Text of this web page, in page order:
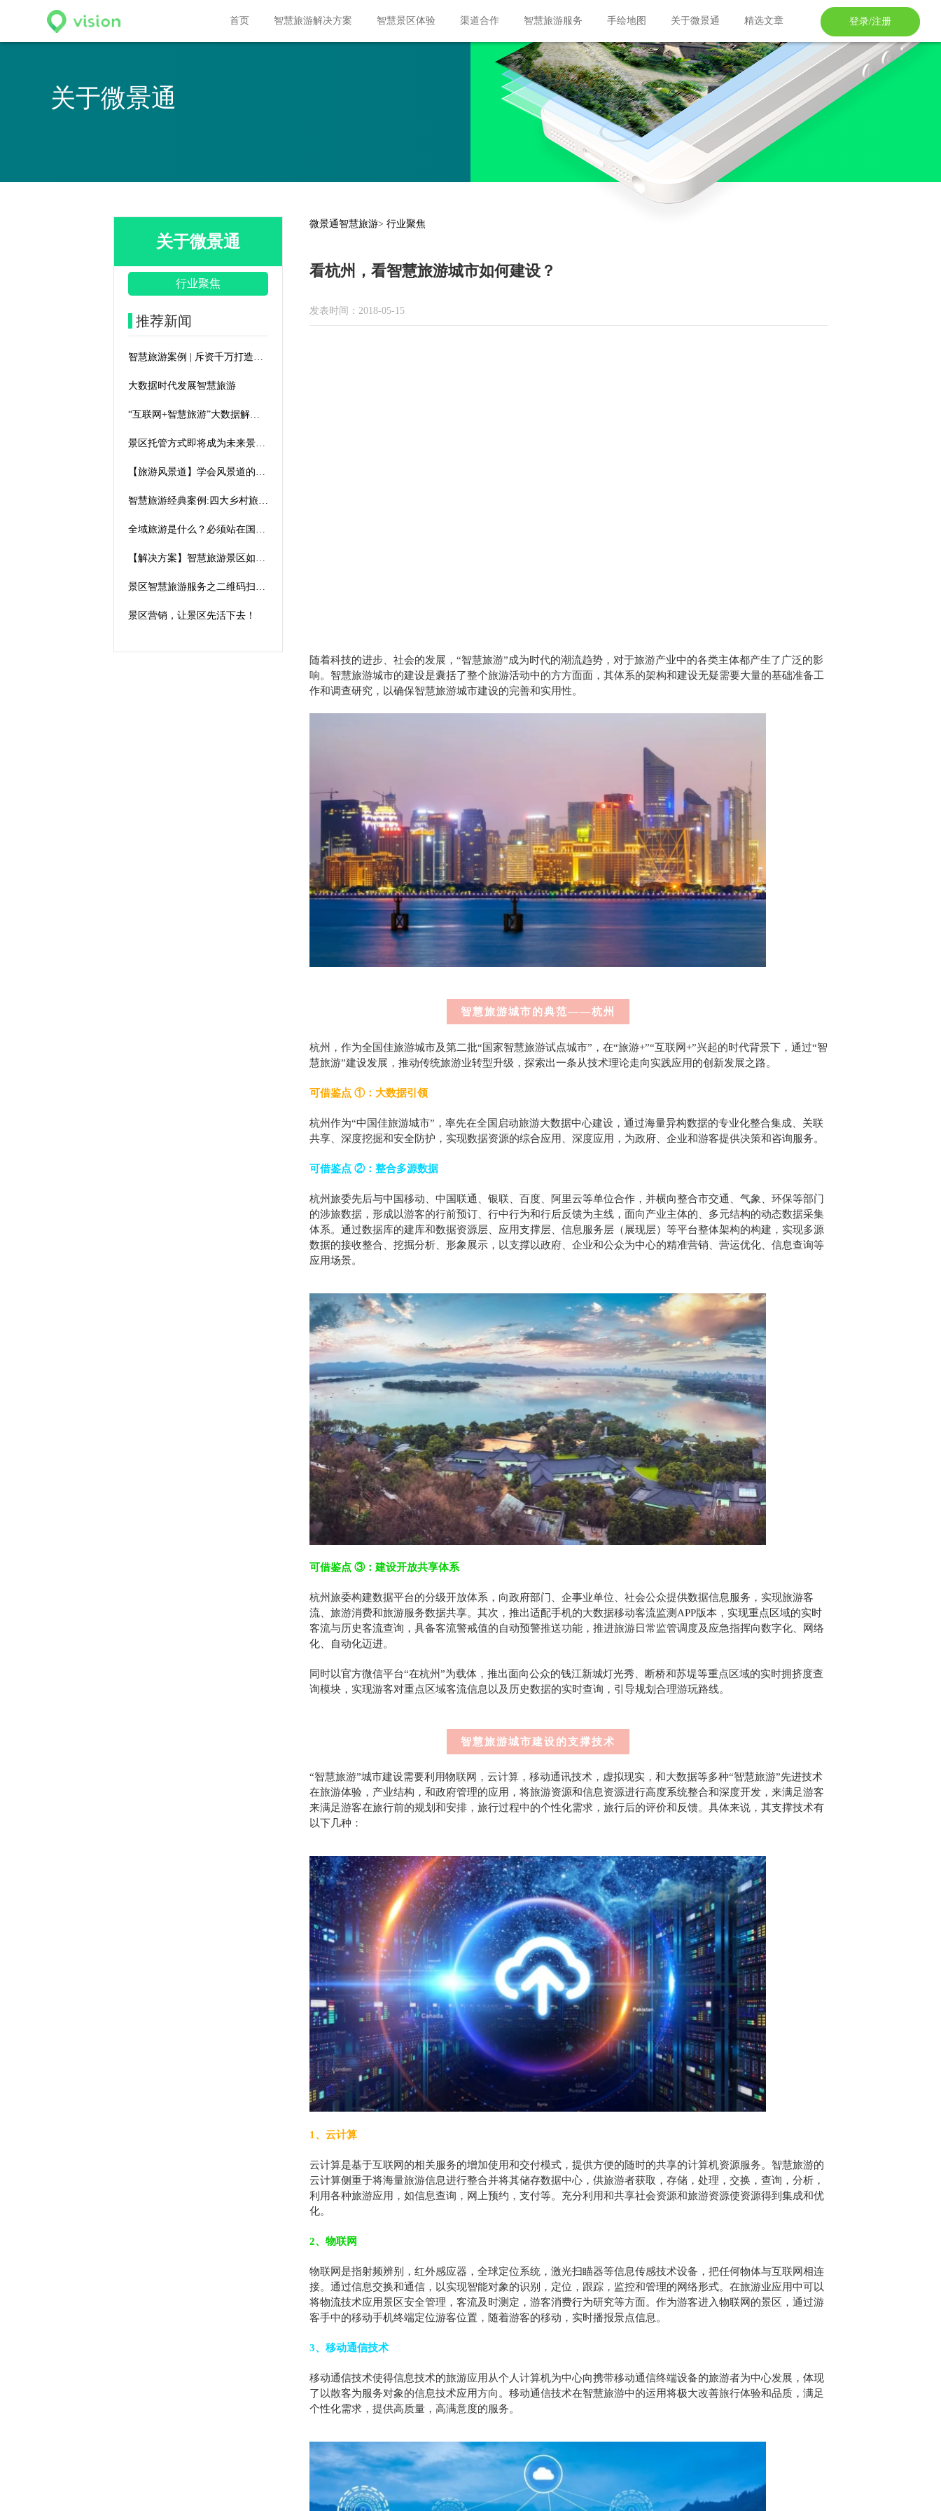
登录/注册
首页 智慧旅游解决方案 智慧景区体验 渠道合作 智慧旅游服务 手绘地图 关于微景通 精选文章
.code{ width:100%; margin-top:10px; } .code img{ width: 154px; height: 154px; margin: 10px 400px; }
关于微景通
关于微景通
行业聚焦
推荐新闻
智慧旅游案例 | 斥资千万打造的沉浸式用餐体验，火锅也有诗情画意
大数据时代发展智慧旅游
“互联网+智慧旅游”大数据解决方案
景区托管方式即将成为未来景区运营的趋势
【旅游风景道】学会风景道的这一设计手法，你的景区想不成功都难！
智慧旅游经典案例:四大乡村旅游经典案例，教你在乡村土地上玩嗨！
全域旅游是什么？必须站在国家全面深化改革的视角理解全域旅游
【解决方案】智慧旅游景区如何建设？
景区智慧旅游服务之二维码扫描自助语音导览系统
景区营销，让景区先活下去！
微景通智慧旅游> 行业聚焦
看杭州，看智慧旅游城市如何建设？
发表时间：2018-05-15
随着科技的进步、社会的发展，“智慧旅游”成为时代的潮流趋势，对于旅游产业中的各类主体都产生了广泛的影
响。智慧旅游城市的建设是囊括了整个旅游活动中的方方面面，其体系的架构和建设无疑需要大量的基础准备工
作和调查研究，以确保智慧旅游城市建设的完善和实用性。
智慧旅游城市的典范——杭州
杭州，作为全国佳旅游城市及第二批“国家智慧旅游试点城市”，在“旅游+”“互联网+”兴起的时代背景下，通过“智
慧旅游”建设发展，推动传统旅游业转型升级，探索出一条从技术理论走向实践应用的创新发展之路。
可借鉴点 ①：大数据引领
杭州作为“中国佳旅游城市”，率先在全国启动旅游大数据中心建设，通过海量异构数据的专业化整合集成、关联
共享、深度挖掘和安全防护，实现数据资源的综合应用、深度应用，为政府、企业和游客提供决策和咨询服务。
可借鉴点 ②：整合多源数据
杭州旅委先后与中国移动、中国联通、银联、百度、阿里云等单位合作，并横向整合市交通、气象、环保等部门
的涉旅数据，形成以游客的行前预订、行中行为和行后反馈为主线，面向产业主体的、多元结构的动态数据采集
体系。通过数据库的建库和数据资源层、应用支撑层、信息服务层（展现层）等平台整体架构的构建，实现多源
数据的接收整合、挖掘分析、形象展示，以支撑以政府、企业和公众为中心的精准营销、营运优化、信息查询等
应用场景。
可借鉴点 ③：建设开放共享体系
杭州旅委构建数据平台的分级开放体系，向政府部门、企事业单位、社会公众提供数据信息服务，实现旅游客
流、旅游消费和旅游服务数据共享。其次，推出适配手机的大数据移动客流监测APP版本，实现重点区域的实时
客流与历史客流查询，具备客流警戒值的自动预警推送功能，推进旅游日常监管调度及应急指挥向数字化、网络
化、自动化迈进。
同时以官方微信平台“在杭州”为载体，推出面向公众的钱江新城灯光秀、断桥和苏堤等重点区域的实时拥挤度查
询模块，实现游客对重点区域客流信息以及历史数据的实时查询，引导规划合理游玩路线。
智慧旅游城市建设的支撑技术
“智慧旅游”城市建设需要利用物联网，云计算，移动通讯技术，虚拟现实，和大数据等多种“智慧旅游”先进技术
在旅游体验，产业结构，和政府管理的应用，将旅游资源和信息资源进行高度系统整合和深度开发，来满足游客
来满足游客在旅行前的规划和安排，旅行过程中的个性化需求，旅行后的评价和反馈。具体来说，其支撑技术有
以下几种：
1、云计算
云计算是基于互联网的相关服务的增加使用和交付模式，提供方便的随时的共享的计算机资源服务。智慧旅游的
云计算侧重于将海量旅游信息进行整合并将其储存数据中心，供旅游者获取，存储，处理，交换，查询，分析，
利用各种旅游应用，如信息查询，网上预约，支付等。充分利用和共享社会资源和旅游资源使资源得到集成和优
化。
2、物联网
物联网是指射频辨别，红外感应器，全球定位系统，激光扫瞄器等信息传感技术设备，把任何物体与互联网相连
接。通过信息交换和通信，以实现智能对象的识别，定位，跟踪，监控和管理的网络形式。在旅游业应用中可以
将物流技术应用景区安全管理，客流及时测定，游客消费行为研究等方面。作为游客进入物联网的景区，通过游
客手中的移动手机终端定位游客位置，随着游客的移动，实时播报景点信息。
3、移动通信技术
移动通信技术使得信息技术的旅游应用从个人计算机为中心向携带移动通信终端设备的旅游者为中心发展，体现
了以散客为服务对象的信息技术应用方向。移动通信技术在智慧旅游中的运用将极大改善旅行体验和品质，满足
个性化需求，提供高质量，高满意度的服务。